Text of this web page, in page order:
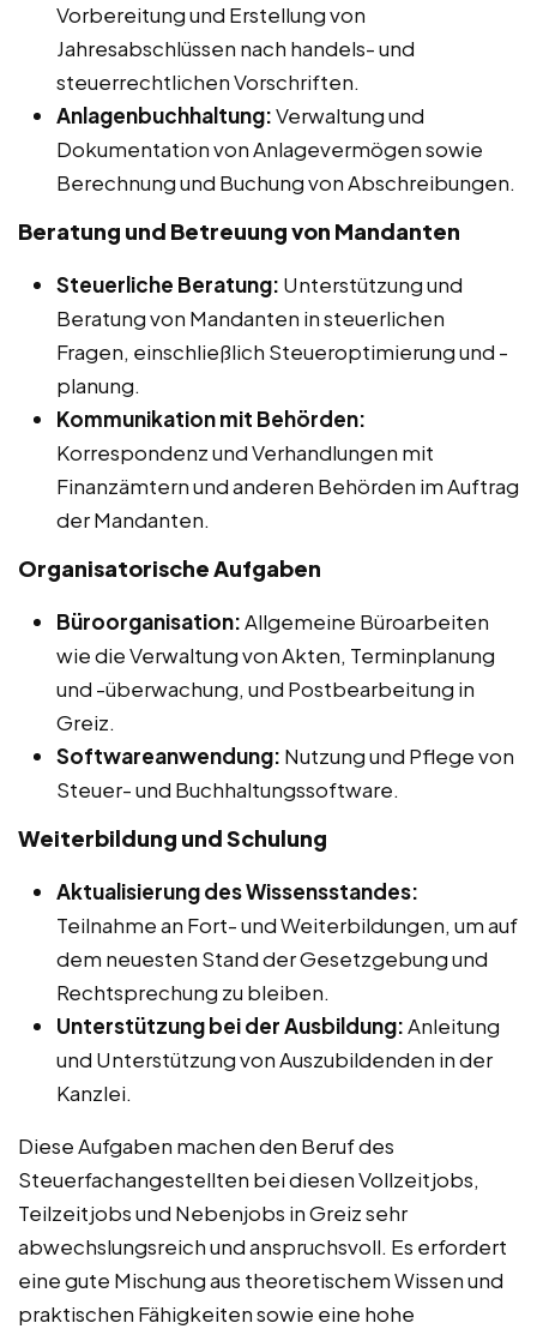
Vorbereitung und Erstellung von
Jahresabschlüssen nach handels- und
steuerrechtlichen Vorschriften.
Anlagenbuchhaltung:Verwaltung und
Dokumentation von Anlagevermögen sowie
Berechnung und Buchung von Abschreibungen.
Beratung und Betreuung von Mandanten
Steuerliche Beratung: Unterstützung und
Beratung von Mandanten in steuerlichen
Fragen, einschließlich Steueroptimierung und -
planung.
Kommunikation mit Behörden:
Korrespondenz und Verhandlungen mit
Finanzämtern und anderen Behörden im Auftrag
der Mandanten.
Organisatorische Aufgaben
Büroorganisation:Allgemeine Büroarbeiten
wie die Verwaltung von Akten, Terminplanung
und -überwachung, und Postbearbeitung in
Greiz.
Softwareanwendung: Nutzung und Pflege von
Steuer- und Buchhaltungssoftware.
Weiterbildung und Schulung
Aktualisierung des Wissensstandes:
Teilnahme an Fort- und Weiterbildungen, um auf
dem neuesten Stand der Gesetzgebung und
Rechtsprechung zu bleiben.
Unterstützung bei der Ausbildung:Anleitung
und Unterstützung von Auszubildenden in der
Kanzlei.
Diese Aufgaben machen den Beruf des
Steuerfachangestellten bei diesen Vollzeitjobs,
Teilzeitjobs und Nebenjobs in Greiz sehr
abwechslungsreich und anspruchsvoll. Es erfordert
eine gute Mischung aus theoretischem Wissen und
praktischen Fähigkeiten sowie eine hohe